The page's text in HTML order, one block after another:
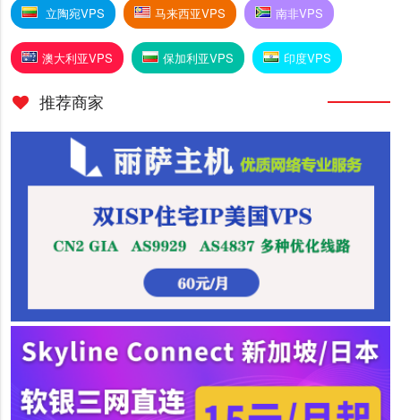
立陶宛VPS 马来西亚VPS 南非VPS
澳大利亚VPS 保加利亚VPS 印度VPS
推荐商家